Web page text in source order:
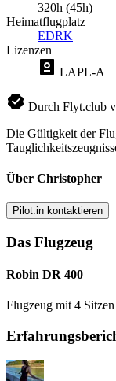
320h (45h)
Heimatflugplatz
EDRK
Lizenzen
LAPL-A
Durch Flyt.club
Die Gültigkeit der
Über Christopher
Pilot:in kontaktieren
Das Flugzeug
Robin DR 400
Flugzeug mit 4